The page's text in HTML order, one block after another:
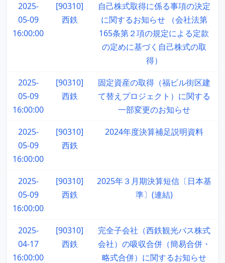
2025-
05-09
16:00:00
[90310]
西鉄
自己株式取得に係る事項の決定
に関するお知らせ （会社法第
165条第２項の規定による定款
の定めに基づく自己株式の取
得）
2025-
05-09
16:00:00
[90310]
西鉄
固定資産の取得（福ビル街区建
て替えプロジェクト）に関する
一部変更のお知らせ
2025-
05-09
16:00:00
[90310]
西鉄
2024年度決算補足説明資料
2025-
05-09
16:00:00
[90310]
西鉄
2025年３月期決算短信〔日本基
準〕(連結)
2025-
04-17
16:00:00
[90310]
西鉄
完全子会社（西鉄観光バス株式
会社）の吸収合併（簡易合併・
略式合併）に関するお知らせ